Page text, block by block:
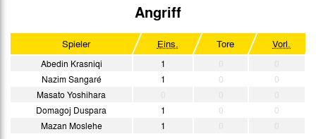
Angriff
Spieler Eins. Tore Vorl.
Abedin Krasniqi 1
Nazim Sangaré
1 0
0
Masato Yoshihara
Domagoj Duspara
1 0
0
Mazan Moslehe
1